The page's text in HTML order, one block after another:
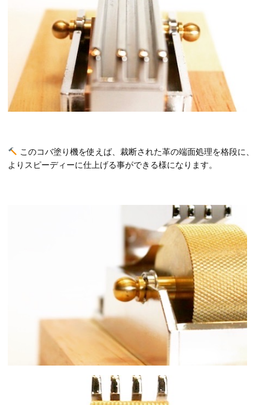
このコバ塗り機を使えば、裁断された革の端面処理を格段に、
よりスピーディーに仕上げる事ができる様になります。